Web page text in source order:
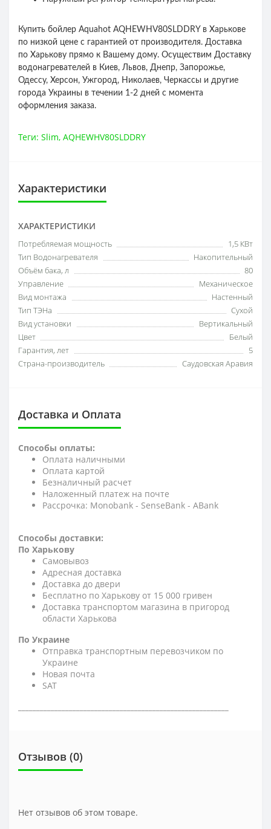
Купить бойлер Aquahot AQHEWHV80SLDDRY в Харькове
по низкой цене с гарантией от производителя. Доставка
по Харькову прямо к Вашему дому. Осуществим Доставку
водонагревателей в Киев, Львов, Днепр, Запорожье,
Одессу, Херсон, Ужгород, Николаев, Черкассы и другие
города Украины в течении 1-2 дней с момента
оформления заказа.
Теги: Slim, AQHEWHV80SLDDRY
Характеристики
ХАРАКТЕРИСТИКИ
Потребляемая мощность
1,5 КВт
Тип Водонагревателя
Накопительный
Объём бака, л
80
Управление
Механическое
Вид монтажа
Настенный
Тип ТЭНа
Сухой
Вид установки
Вертикальный
Цвет
Белый
Гарантия, лет
5
Страна-производитель
Саудовская Аравия
Доставка и Оплата
Способы оплаты:
Оплата наличными
Оплата картой
Безналичный расчет
Наложенный платеж на почте
Рассрочка: Monobank - SenseBank - АBank
Способы доставки:
По Харькову
Самовывоз
Адресная доставка
Доставка до двери
Бесплатно по Харькову от 15 000 гривен
Доставка транспортом магазина в пригород
области Харькова
По Украине
Отправка транспортным перевозчиком по
Украине
Новая почта
SAT
Отзывов (0)
Нет отзывов об этом товаре.